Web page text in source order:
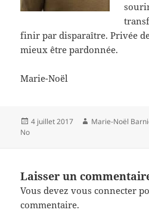
finir par disparaître. Privée
mieux être pardonnée.
Marie-Noël
Publié
4 juillet 2017 Auteur
Marie-Noël
No
Laisser un
Vous devezvous connecter
commentaire.